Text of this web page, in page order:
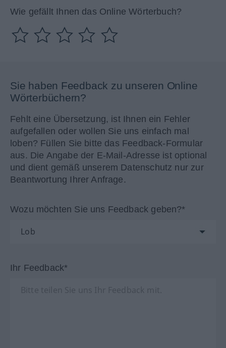
Wie gefällt Ihnen das Online Wörterbuch?
Sie haben Feedback zu unseren Online
Wörterbüchern?
Fehlt eine Übersetzung, ist Ihnen ein Fehler
aufgefallen oder wollen Sie uns einfach mal
loben? Füllen Sie bitte das Feedback-Formular
aus. Die Angabe der E-Mail-Adresse ist optional
und dient gemäß unserem Datenschutz nur zur
Beantwortung Ihrer Anfrage.
Wozu möchten Sie uns Feedback geben?*
Ihr Feedback*